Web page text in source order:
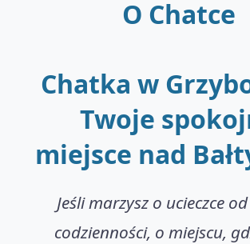
O Chatce
Chatka w
Twoje
miejsce nad
Jeśli marzysz o ucieczce
codzienności, o miejscu,